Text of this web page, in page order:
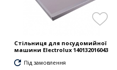
Стільниця для посудомийної
машини Electrolux 140132016043
Під замовлення